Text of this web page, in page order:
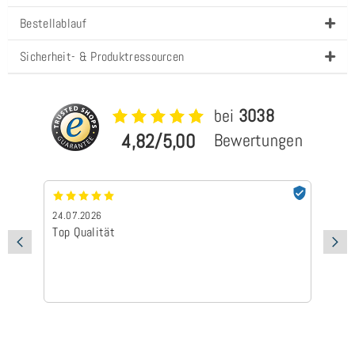
Bestellablauf
Sicherheit- & Produktressourcen
4,82/5,00
bei 3038
Bewertungen
24.07.2026
Top Qualität